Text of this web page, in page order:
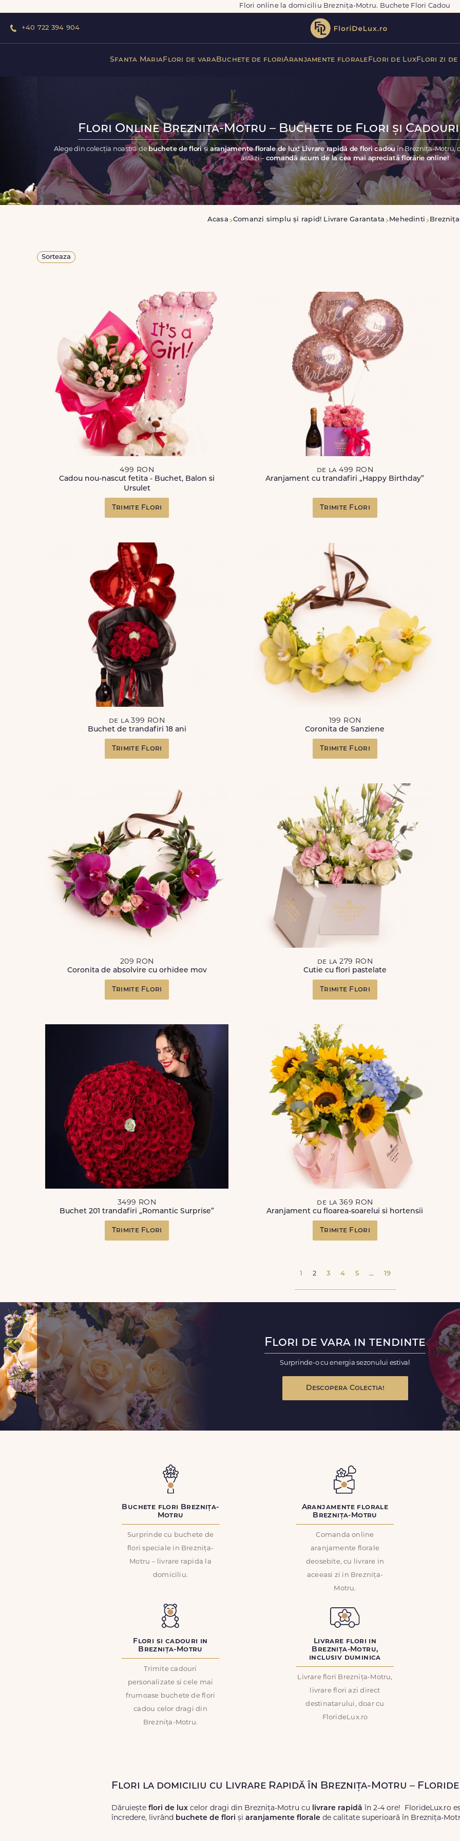
Flori online la domiciliu Breznița-Motru. Buchete Flori Cadou
+40 722 394 904
Sfanta MariaFlori de varaBuchete de floriAranjamente florale Flori de LuxFlori zi de
Flori Online Breznița-Motru – Buchete de Flori și
Alege din colecția noastră de buchete de floriși aranjamente florale de lux! Livrare rapidă de flori cadou în Breznița-Motru,
astăzi – comandă acum de la cea mai apreciată florărie online!
Acasa Comanzi simplu și rapid! Livrare Garantata Mehedinti
Sorteaza
499 RON
Cadou nou-nascut fetita - Buchet, Balon si
Ursulet
Trimite Flori
de la 499 RON
Aranjament cu trandafiri „Happy Birthday”
Trimite Flori
de la 399 RON
Buchet de trandafiri 18 ani
Trimite Flori
199 RON
Coronita de Sanziene
Trimite Flori
209 RON
Coronita de absolvire cu orhidee mov
Trimite Flori
de la 279 RON
Cutie cu flori pastelate
Trimite Flori
3499 RON
Buchet 201 trandafiri „Romantic Surprise”
Trimite Flori
de la 369 RON
Aranjament cu floarea-soarelui si hortensii
Trimite Flori
1 2 3 4 5 ... 19
Flori de vara in tendinte
Surprinde-o cu energia sezonului estival
Descopera Colectia!
Buchete flori Breznița-
Motru
Surprinde cu buchete de
flori speciale in Breznița-
Motru – livrare rapida la
domiciliu.
Aranjamente florale
Breznița-Motru
Comanda online
aranjamente florale
deosebite, cu livrare in
aceeasi zi in Breznița-
Motru.
Flori si cadouri in
Breznița-Motru
Trimite cadouri
personalizate si cele mai
frumoase buchete de flori
cadou celor dragi din
Breznița-Motru.
Livrare flori in
Breznița-Motru,
inclusiv duminica
Livrare flori Breznița-Motru,
livrare flori azi direct
destinatarului, doar cu
FlorideLux.ro
Flori la domiciliu cu Livrare Rapidă în Breznița-Motru –
Dăruiește flori de lux celor dragi din Breznița-Motru cu livrare rapidă în 2-4 ore! FlorideLux.ro
încredere, livrând buchete de flori și aranjamente florale de calitate superioară în Breznița-